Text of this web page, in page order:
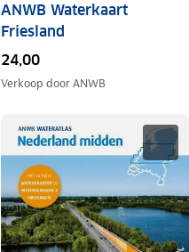
ANWB Waterkaart
Friesland
24,00
Verkoop doorANWB